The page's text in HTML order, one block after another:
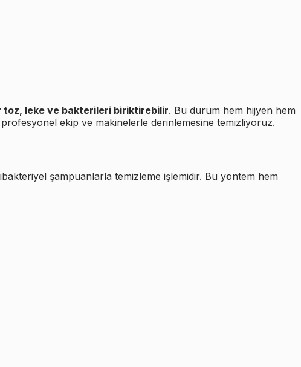
toz, leke ve bakterileri biriktirebilir. Bu durum hem hijyen hem
profesyonel ekip ve makinelerle derinlemesine temizliyoruz.
şampuanlarla temizleme işlemidir. Bu yöntem hem